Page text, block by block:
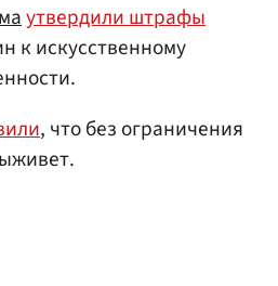
утвердили штрафы
к искусственному
, что без ограничения